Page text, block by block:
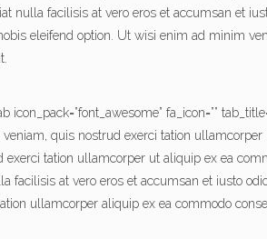
nulla facilisis at vero eros et accumsan et
eleifend option. Ut wisi enim ad minim
icon_pack=”font_awesome” fa_icon=””
quis nostrud exerci tation
exerci tation ullamcorper ut aliquip ex ea
facilisis at vero eros et accumsan et iusto
ullamcorper aliquip ex ea commodo